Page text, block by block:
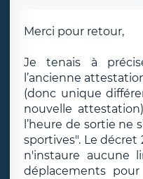
Merci pour retour,
Je tenais à
l’ancienne
(donc unique
nouvelle
l’heure de sortie ne
sportives". Le décret
n'instaure aucune
déplacements